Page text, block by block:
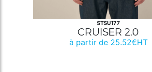
STSU177
CRUISER 2.0
à partir de 25.52€HT